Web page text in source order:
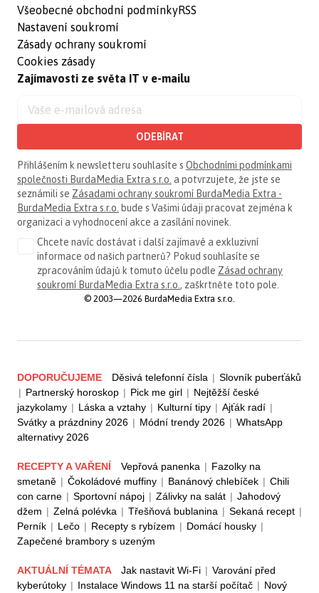
Všeobecné obchodní podmínky
Nastavení soukromí
Zásady ochrany soukromí
Cookies zásady
RSS
Zajímavosti ze světa IT v e-mailu
ODEBÍRAT
Přihlášením k newsletteru souhlasíte s Obchodními podmínkami
společnosti BurdaMedia Extra s.r.o. a potvrzujete, že jste se
seznámili se Zásadami ochrany soukromí BurdaMedia Extra -
BurdaMedia Extra s.r.o. bude s Vašimi údaji pracovat zejména k
organizaci a vyhodnocení akce a zasílání novinek.
Chcete navíc dostávat i další zajímavé a exkluzivní
informace od našich partnerů? Pokud souhlasíte se
zpracováním údajů k tomuto účelu podle Zásad ochrany
soukromí BurdaMedia Extra s.r.o. , zaškrtněte toto pole.
© 2003—2026 BurdaMedia Extra s.r.o.
DOPORUČUJEME Děsivá telefonní čísla | Slovník puberťáků
| Partnerský horoskop | Pick me girl | Nejtěžší české
jazykolamy | Láska a vztahy | Kulturní tipy | Ajťák radí |
Svátky a prázdniny 2026 | Módní trendy 2026 | WhatsApp
alternativy 2026
RECEPTY A VAŘENÍ Vepřová panenka | Fazolky na
smetaně | Čokoládové muffiny | Banánový chlebíček | Chili
con carne | Sportovní nápoj | Zálivky na salát | Jahodový
džem | Zelná polévka | Třešňová bublanina | Sekaná recept |
Perník | Lečo | Recepty s rybízem | Domácí housky |
Zapečené brambory s uzeným
AKTUÁLNÍ TÉMATA Jak nastavit Wi-Fi | Varování před
kyberútoky | Instalace Windows 11 na starší počítač | Nový